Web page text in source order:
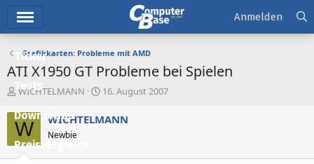
Ticker
Tests
Downloads
Preisvergleich
Anmelden
Grafikkarten: Probleme mit AMD
ATI X1950 GT Probleme bei Spielen
E
s
t
e
WICHTELMANN
E
s
16. August 2007
W WICHTELMANN
Newbie